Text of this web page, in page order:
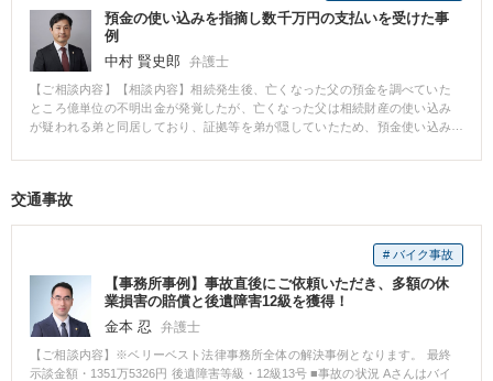
とができました。 また，通常は勤務先の特定に苦労するところですが，住所
から勤務先が判明したので比較的スムーズに差押えをすることができまし
た。 養育費は取り決めること自体も大変ですが，支払がなされない際の強制
執行も当事者本人には難しい面があるので，弁護士にご依頼いただいて良か
ったという事例でした。
預金の使い込みを指摘し数千万円の支払いを受けた事
例
中村 賢史郎
弁護士
【ご相談内容】【相談内容】相続発生後、亡くなった父の預金を調べていた
ところ億単位の不明出金が発覚したが、亡くなった父は相続財産の使い込み
が疑われる弟と同居しており、証拠等を弟が隠していたため、預金使い込み
を積み重ね、細かく立証作業を続けていたところ、一部の不明出金が認めら
交通事故
# バイク事故
【事務所事例】事故直後にご依頼いただき、多額の休
業損害の賠償と後遺障害12級を獲得！
金本 忍
弁護士
【ご相談内容】※ベリーベスト法律事務所全体の解決事例となります。 最終
示談金額・1351万5326円 後遺障害等級・12級13号 ■事故の状況 Aさんはバイ